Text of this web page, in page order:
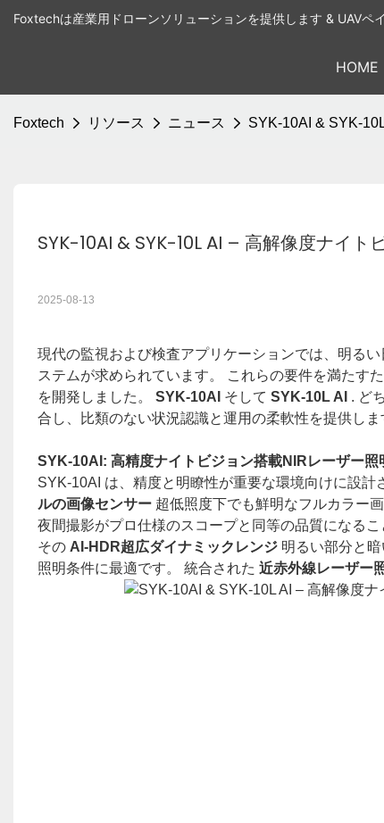
Foxtechは産業用ドローンソリューションを提供します & UAVペ
HOME
Foxtech リソース ニュース SYK-10AI & SYK-
SYK-10AI & SYK-10L AI – 高解像度ナイト
2025-08-13
現代の監視および検査アプリケーションでは、明る
ステムが求められています。 これらの要件を満たす
を開発しました。 SYK-10AI そして SYK-10L AI . ど
合し、比類のない状況認識と運用の柔軟性を提供しま
SYK-10AI: 高精度ナイトビジョン搭載NIRレーザー照
SYK-10AI は、精度と明瞭性が重要な環境向けに設計
ルの画像センサー 超低照度下でも鮮明なフルカラー
夜間撮影がプロ仕様のスコープと同等の品質になるこ
その AI-HDR超広ダイナミックレンジ 明るい部分と
照明条件に最適です。 統合された 近赤外線レーザー